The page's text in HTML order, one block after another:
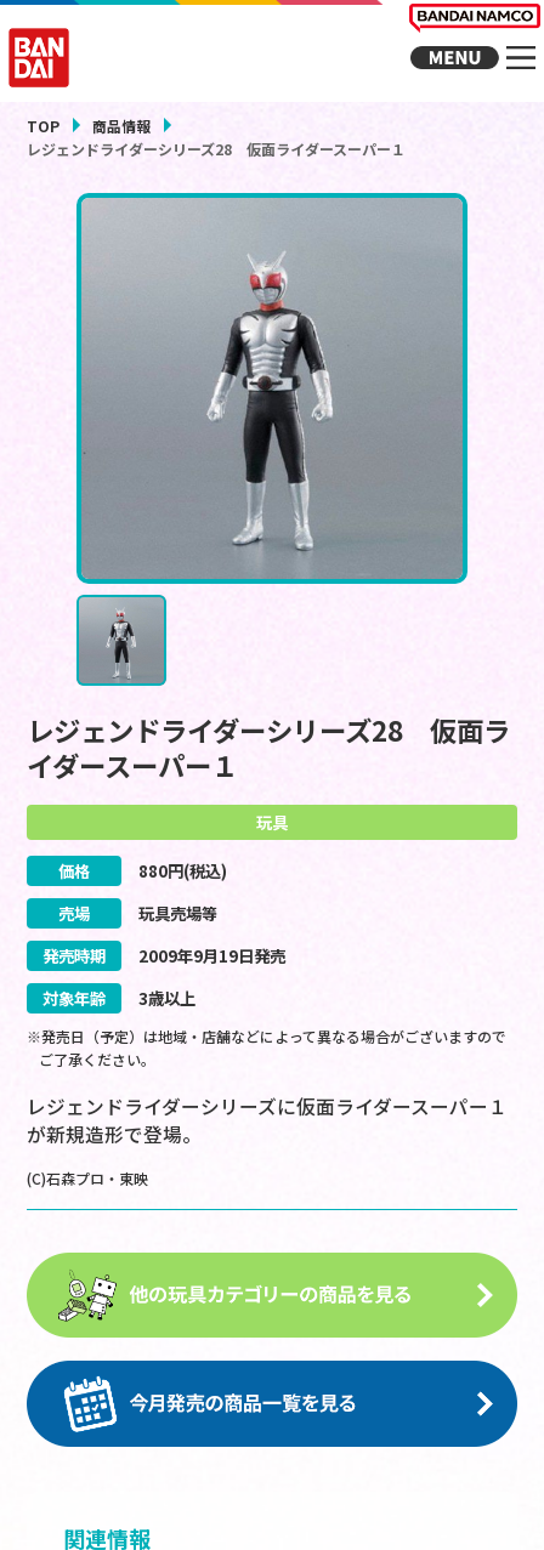
TOP
商品情報
レジェンドライダーシリーズ28 仮面ライダースーパー１
レジェンドライダーシリーズ28 仮面ラ
イダースーパー１
玩具
価格 880円(税込)
売場
玩具売場等
発売時期
2009年9月19日発売
対象年齢
3歳以上
※発売日（予定）は地域・店舗などによって異なる場合がございますので
ご了承ください。
レジェンドライダーシリーズに仮面ライダースーパー１
が新規造形で登場。
(C)石森プロ・東映
関連情報